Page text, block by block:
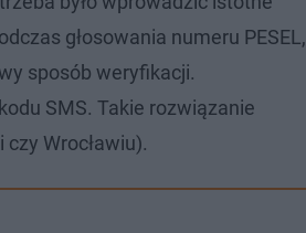
głosowania numeru PESEL,
sposób weryfikacji.
SMS. Takie rozwiązanie
Wrocławiu).